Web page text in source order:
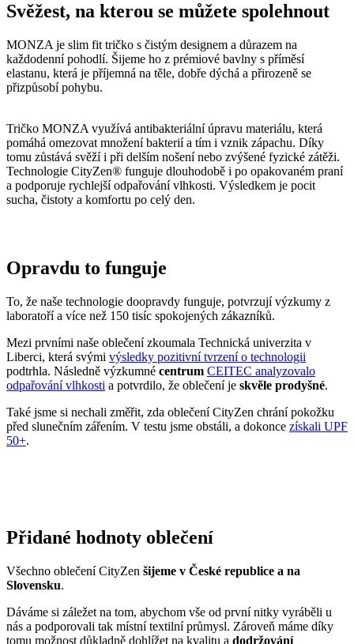
Svěžest, na kterou se můžete spolehnout
MONZA je slim fit tričko s čistým designem a důrazem na
každodenní pohodlí. Šijeme ho z prémiové bavlny s příměsí
elastanu, která je příjemná na těle, dobře dýchá a přirozeně se
přizpůsobí pohybu.
Tričko MONZA využívá antibakteriální úpravu materiálu, která
pomáhá omezovat množení bakterií a tím i vznik zápachu. Díky
tomu zůstává svěží i při delším nošení nebo zvýšené fyzické zátěži.
Technologie CityZen® funguje dlouhodobě i po opakovaném praní
a podporuje rychlejší odpařování vlhkosti. Výsledkem je pocit
sucha, čistoty a komfortu po celý den.
Opravdu to funguje
To, že naše technologie doopravdy funguje, potvrzují výzkumy z
laboratoří a více než 150 tisíc spokojených zákazníků.
Mezi prvními naše oblečení zkoumala Technická univerzita v
Liberci, která svými výsledky pozitivní tvrzení o technologii
podtrhla. Následně výzkumné centrum CEITEC analyzovalo
odpařování vlhkosti a potvrdilo, že oblečení je skvěle prodyšné.
Také jsme si nechali změřit, zda oblečení CityZen chrání pokožku
před slunečním zářením. V testu jsme obstáli, a dokonce získali UPF
50+.
Přidané hodnoty oblečení
Všechno oblečení CityZen šijeme v České republice a na
Slovensku.
Dáváme si záležet na tom, abychom vše od první nitky vyráběli u
nás a podporovali tak místní textilní průmysl. Zároveň máme díky
tomu možnost důkladně dohlížet na kvalitu a dodržování